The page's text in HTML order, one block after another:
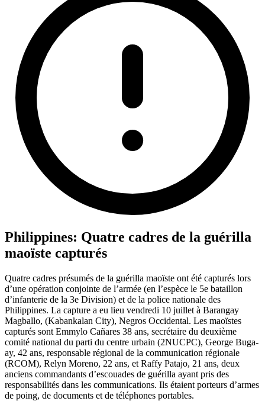
Philippines: Quatre cadres de la guérilla
maoïste capturés
Quatre cadres présumés de la guérilla maoïste ont été capturés lors
d’une opération conjointe de l’armée (en l’espèce le 5e bataillon
d’infanterie de la 3e Division) et de la police nationale des
Philippines. La capture a eu lieu vendredi 10 juillet à Barangay
Magballo, (Kabankalan City), Negros Occidental. Les maoïstes
capturés sont Emmylo Cañares 38 ans, secrétaire du deuxième
comité national du parti du centre urbain (2NUCPC), George Buga-
ay, 42 ans, responsable régional de la communication régionale
(RCOM), Relyn Moreno, 22 ans, et Raffy Patajo, 21 ans, deux
anciens commandants d’escouades de guérilla ayant pris des
responsabilités dans les communications. Ils étaient porteurs d’armes
de poing, de documents et de téléphones portables.